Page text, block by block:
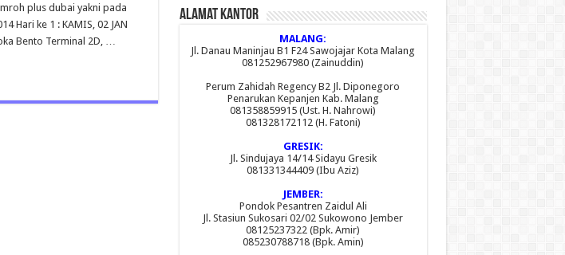
plus dubai yakni pada
Hari ke 1 : KAMIS, 02 JAN
Bento Terminal 2D, …
Alamat Kantor
MALANG:
Jl. Danau Maninjau B1 F24 Sawojajar Kota Malang
081252967980 (Zainuddin)
Perum Zahidah Regency B2 Jl. Diponegoro
Penarukan Kepanjen Kab. Malang
081358859915 (Ust. H. Nahrowi)
081328172112 (H. Fatoni)
GRESIK:
Jl. Sindujaya 14/14 Sidayu Gresik
081331344409 (Ibu Aziz)
JEMBER:
Pondok Pesantren Zaidul Ali
Jl. Stasiun Sukosari 02/02 Sukowono Jember
08125237322 (Bpk. Amir)
085230788718 (Bpk. Amin)